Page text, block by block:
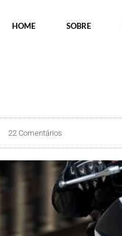
HOME SOBRE
22 Comentários